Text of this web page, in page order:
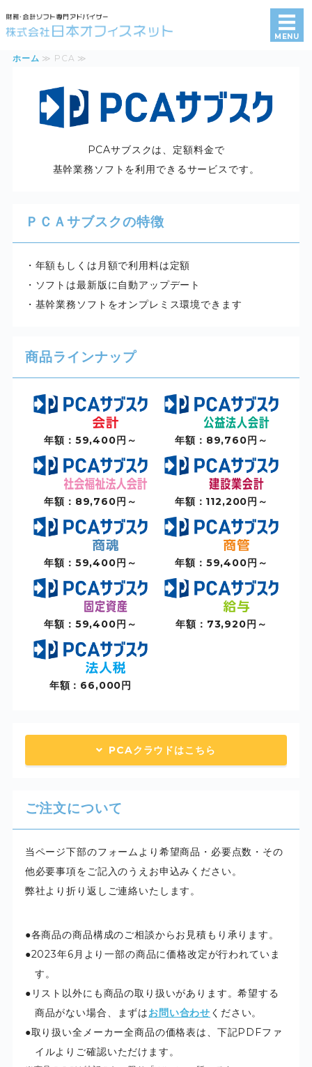
会計・財務・税務ソフ
MENU
ホーム
事業紹介
クラウド化について
ホーム ≫ PCA ≫
PCAサブスクは、定額料金で
基幹業務ソフトを利用できるサービスです。
ＰＣＡサブスクの特徴
・年額もしくは月額で利用料は定額
・ソフトは最新版に自動アップデート
・基幹業務ソフトをオンプレミス環境できます
商品ラインナップ
年額：59,400円～ 年額：89,760円～
年額：89,760円～ 年額：112,200円～
年額：59,400円～ 年額：59,400円～
年額：59,400円～ 年額：73,920円～
年額：66,000円
PCAクラウドはこちら
ご注文について
当ページ下部のフォームより希望商品・必要点数・その
他必要事項をご記入のうえお申込みください。
弊社より折り返しご連絡いたします。
各商品の商品構成のご相談からお見積もり承ります。
2023年6月より一部の商品に価格改定が行われていま
す。
リスト以外にも商品の取り扱いがあります。希望する
商品がない場合、まずはお問い合わせ ください。
取り扱い全メーカー全商品の価格表は、下記PDFファ
イルよりご確認いただけます。